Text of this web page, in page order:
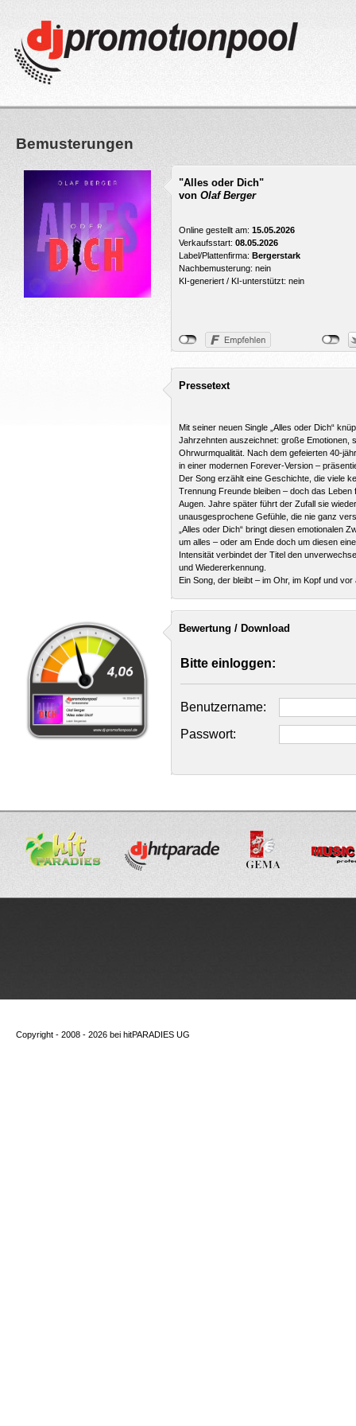
Bemusterungen
"Alles oder Dich"
von Olaf Berger
Online gestellt am: 15.05.2026
Verkaufsstart: 08.05.2026
Label/Plattenfirma: Bergerstark
Nachbemusterung: nein
KI-generiert / KI-unterstützt: nein
Pressetext
Mit seiner neuen Single „Alles oder Dich“
Jahrzehnten auszeichnet: große Emotionen,
Ohrwurmqualität. Nach dem gefeierten 40-
in einer modernen Forever-Version –
Der Song erzählt eine Geschichte, die viele
Trennung Freunde bleiben – doch das
Augen. Jahre später führt der Zufall sie
unausgesprochene Gefühle, die nie ganz
„Alles oder Dich“ bringt diesen emotionalen
um alles – oder am Ende doch um diesen
Intensität verbindet der Titel den
und Wiedererkennung.
Ein Song, der bleibt – im Ohr, im Kopf und
Bewertung / Download
Bitte einloggen:
Benutzername:
Passwort:
Copyright - 2008 - 2026 bei hitPARADIES UG